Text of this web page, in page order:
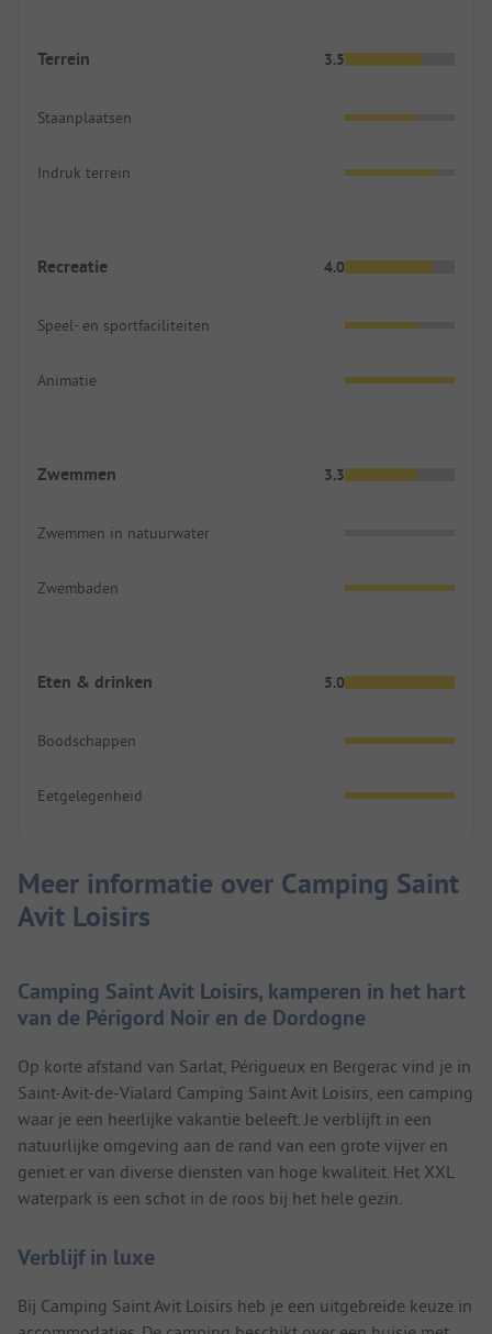
Terrein 3.5
Staanplaatsen
Indruk terrein
Recreatie 4.0
Speel- en sportfaciliteiten
Animatie
Zwemmen 3.3
Zwemmen in natuurwater
Zwembaden
Eten & drinken 5.0
Boodschappen
Eetgelegenheid
Meer informatie over Camping Saint
Avit Loisirs
Camping Saint Avit Loisirs, kamperen in het hart
van de Périgord Noir en de Dordogne
Op korte afstand van Sarlat, Périgueux en Bergerac vind je in
Saint-Avit-de-Vialard Camping Saint Avit Loisirs, een camping
waar je een heerlijke vakantie beleeft. Je verblijft in een
natuurlijke omgeving aan de rand van een grote vijver en
geniet er van diverse diensten van hoge kwaliteit. Het XXL
waterpark is een schot in de roos bij het hele gezin.
Verblijf in luxe
Bij Camping Saint Avit Loisirs heb je een uitgebreide keuze in